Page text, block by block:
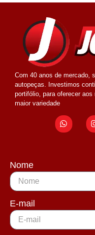
Com 40 anos de mercado,
autopeças. Investimos
portifólio, para oferecer
maior variedade
Nome
E-mail